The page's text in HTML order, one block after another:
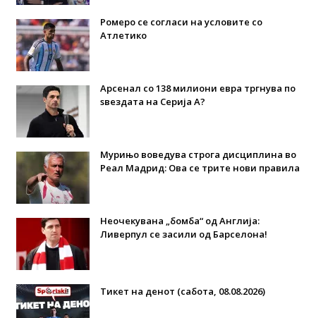
Ромеро се согласи на условите со
Атлетико
Арсенал со 138 милиони евра тргнува по
ѕвездата на Серија А?
Мурињо воведува строга дисциплина во
Реал Мадрид: Ова се трите нови правила
Неочекувана „бомба“ од Англија:
Ливерпул се засили од Барселона!
Тикет на денот (сабота, 08.08.2026)